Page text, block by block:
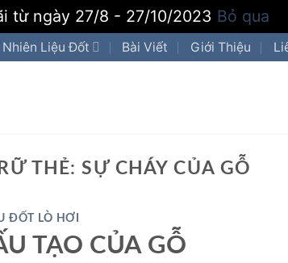
từ ngày 27/8 - 27/10/2023 Bỏ qua
Nhiên Liệu Đốt Bài Viết Giới Thiệu
THẺ:SỰ CHÁY CỦA GỖ
ĐỐT LÒ HƠI
TẠO CỦA GỖ